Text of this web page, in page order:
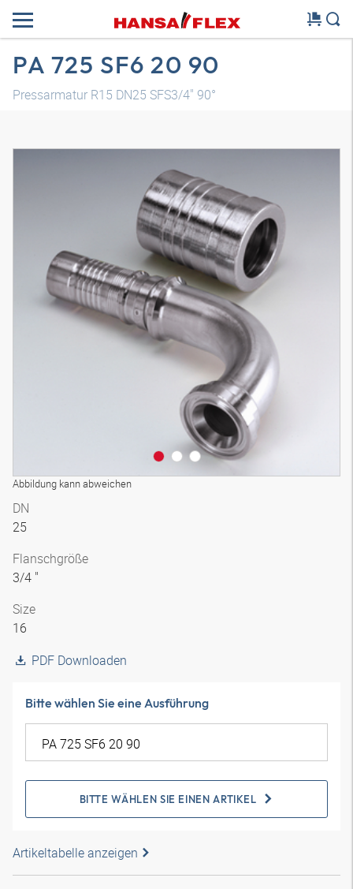
PA 725 SF6 20 90
Pressarmatur R15 DN25 SFS3/4" 90°
Abbildung kann abweichen
3D Modell
DN
25
Flanschgröße
3/4 "
Size
16
PDF Downloaden
Bitte wählen Sie eine Ausführung
BITTE WÄHLEN SIE EINEN ARTIKEL
Artikeltabelle anzeigen